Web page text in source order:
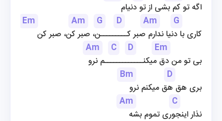
اگه تو کم بشی از تو دنیام
Em
Am G D Am
G
کاری با دنیا ندارم صبر کـــــــــن، صبر کن، صبر کن
Am
C D
Em
بی تو من دق میکنـــــــــــــم نرو
Bm
D
بری هق هق میکنم نرو
Am
C
نذار اینجوری تموم بشه